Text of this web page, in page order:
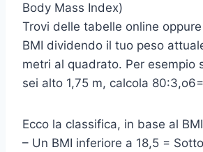
Body Mass Index)
Trovi delle tabelle online
BMI dividendo il tuo peso
metri al quadrato. Per esempio
sei alto 1,75 m, calcola
Ecco la classifica, in base al
– Un BMI inferiore a 18,5 =